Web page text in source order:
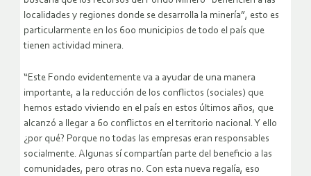
localidades y regiones donde se desarrolla la minería”, esto es
particularmente en los 600 municipios de todo el país que
tienen actividad minera.
“Este Fondo evidentemente va a ayudar de una manera
importante, a la reducción de los conflictos (sociales) que
hemos estado viviendo en el país en estos últimos años, que
alcanzó a llegar a 60 conflictos en el territorio nacional. Y ello
¿por qué? Porque no todas las empresas eran responsables
socialmente. Algunas sí compartían parte del beneficio a las
comunidades, pero otras no. Con esta nueva regalía, eso